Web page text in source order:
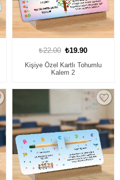
₺22.00 ₺19.90
Kişiye Özel Kartlı Tohumlu
Kalem 2